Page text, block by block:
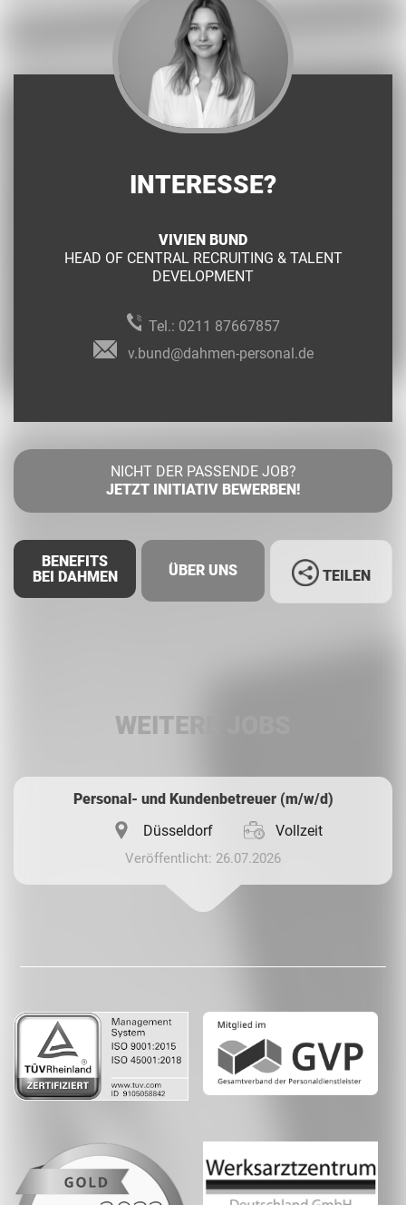
INTERESSE?
VIVIEN BUND
HEAD OF CENTRAL RECRUITING & TALENT
DEVELOPMENT
Tel.: 0211 87667857
v.bund@dahmen-personal.de
NICHT DER PASSENDE JOB?
JETZT INITIATIV BEWERBEN!
BENEFITS
BEI DAHMEN
ÜBER UNS TEILEN
WEITERE JOBS
Personal- und Kundenbetreuer (m/w/d)
Düsseldorf
Vollzeit
Veröffentlicht: 26.07.2026